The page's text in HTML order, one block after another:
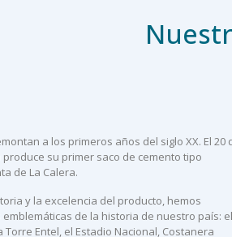
a los primeros años del siglo XX. El 20
produce su primer saco de cemento tipo
de La Calera.
y la excelencia del producto, hemos
de la historia de nuestro país: el
Entel, el Estadio Nacional, Costanera